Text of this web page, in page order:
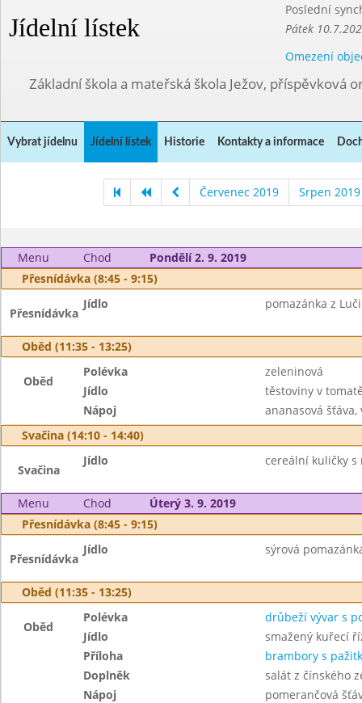
Jídelní lístek
Poslední
Pátek
Omezení
Základní škola a mateřská škola Ježov, příspěvková
Vybrat jídelnu Jídelní lístek Historie Kontakty a informace
Červenec 2019 Srpen 2019
Menu Chod
Pondělí 2. 9. 2019
Přesnídávka (8:45 - 9:15)
Přesnídávka
Jídlo pomazánka z
Oběd (11:35 - 13:25)
Oběd
Polévka
zeleninová
Jídlo
těstoviny v
Nápoj
ananasová šťáva,
Svačina (14:10 - 14:40)
Svačina
Jídlo cereální kuličky s
Menu Chod
Úterý 3. 9. 2019
Přesnídávka (8:45 - 9:15)
Přesnídávka
Jídlo sýrová
Oběd (11:35 - 13:25)
Oběd
Polévka
drůbeží vývar s
Jídlo
smažený kuřecí
Příloha
brambory s
Doplněk
salát z čínského
Nápoj
pomerančová